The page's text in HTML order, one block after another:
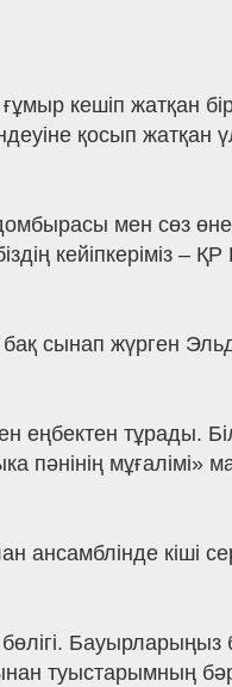
кешіп жатқан
қосып
мен сөз
кейіпкеріміз –
сынап жүрген
еңбектен тұрады.
пәнінің мұғалімі»
ансамблінде кіші
туыстарымның